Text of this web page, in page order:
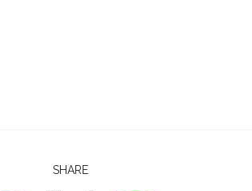
SHARE